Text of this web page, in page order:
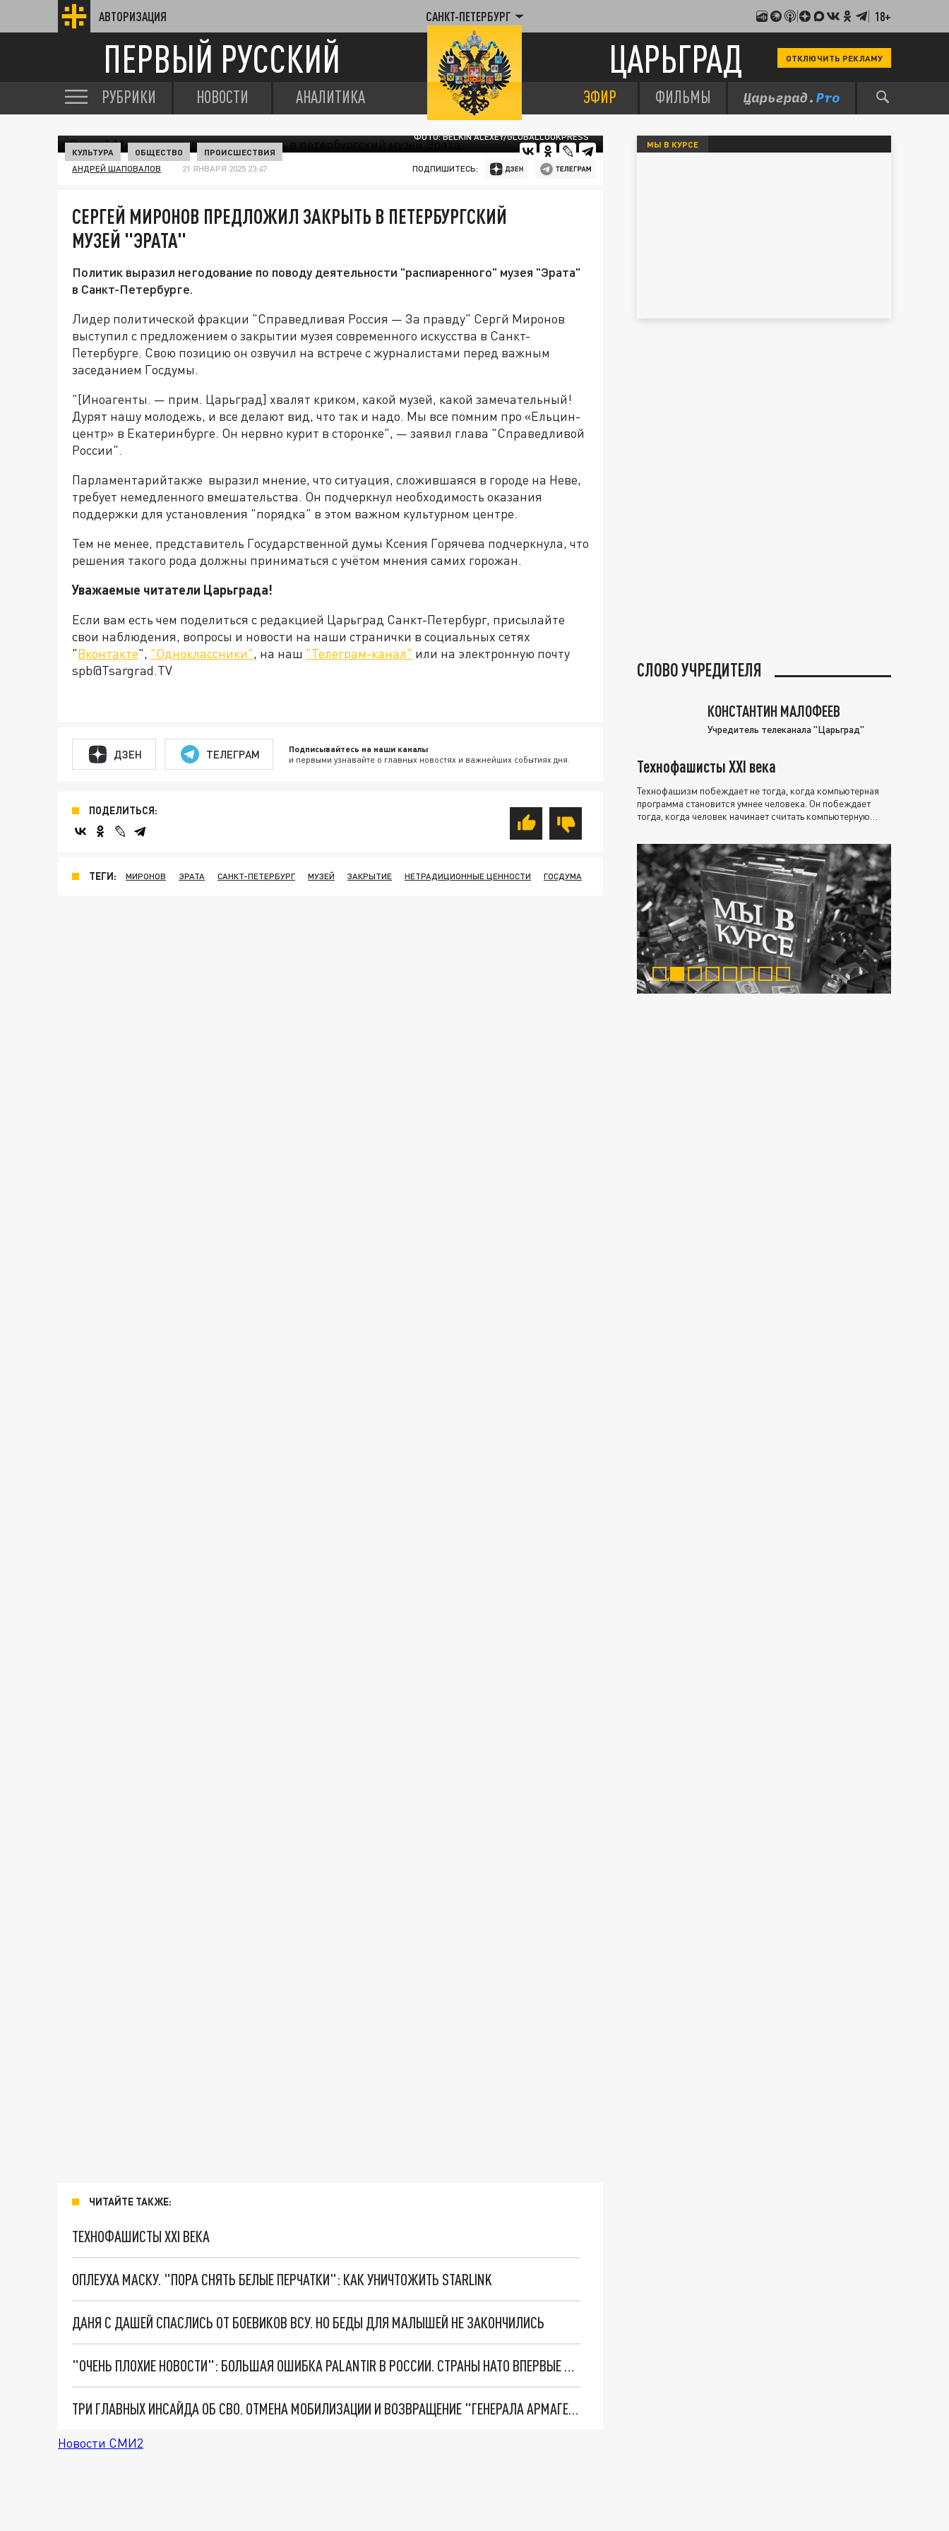
АВТОРИЗАЦИЯ САНКТ-ПЕТЕРБУРГ 18+
ПЕРВЫЙ РУССКИЙ ЦАРЬГРАД ОТКЛЮЧИТЬ РЕКЛАМУ
РУБРИКИ НОВОСТИ АНАЛИТИКА ЭФИР ФИЛЬМЫ
ФОТО: BELKIN ALEXEY/GLOBALLOOKPRESS
КУЛЬТУРА ОБЩЕСТВО ПРОИСШЕСТВИЯ
АНДРЕЙ ШАПОВАЛОВ 21 ЯНВАРЯ 2025 23:47 ПОДПИШИТЕСЬ:
СЕРГЕЙ МИРОНОВ ПРЕДЛОЖИЛ ЗАКРЫТЬ В ПЕТЕРБУРГСКИЙ
МУЗЕЙ "ЭРАТА"
Политик выразил негодование по поводу деятельности "распиаренного" музея "Эрата"
в Санкт-Петербурге.
Лидер политической фракции "Справедливая Россия — За правду" Сергй Миронов
выступил с предложением о закрытии музея современного искусства в Санкт-
Петербурге. Свою позицию он озвучил на встрече с журналистами перед важным
заседанием Госдумы.
"[Иноагенты. — прим. Царьград] хвалят криком, какой музей, какой замечательный!
Дурят нашу молодежь, и все делают вид, что так и надо. Мы все помним про «Ельцин-
центр» в Екатеринбурге. Он нервно курит в сторонке", — заявил глава "Справедливой
России".
Парламентарийтакже выразил мнение, что ситуация, сложившаяся в городе на Неве,
требует немедленного вмешательства. Он подчеркнул необходимость оказания
поддержки для установления "порядка" в этом важном культурном центре.
Тем не менее, представитель Государственной думы Ксения Горячева подчеркнула, что
решения такого рода должны приниматься с учётом мнения самих горожан.
Уважаемые читатели Царьграда!
Если вам есть чем поделиться с редакцией Царьград Санкт-Петербург, присылайте
свои наблюдения, вопросы и новости на наши странички в социальных сетях
"Вконтакте", "Одноклассники", на наш "Телеграм-канал" или на электронную почту
spb@Tsargrad.TV
ДЗЕН ТЕЛЕГРАМ Подписывайтесь на наши каналы
и первыми узнавайте о главных новостях и важнейших событиях дня.
ПОДЕЛИТЬСЯ:
ТЕГИ: МИРОНОВ ЭРАТА САНКТ-ПЕТЕРБУРГ МУЗЕЙ ЗАКРЫТИЕ НЕТРАДИЦИОННЫЕ ЦЕННОСТИ ГОСДУМА
ЧИТАЙТЕ ТАКЖЕ:
ТЕХНОФАШИСТЫ XXI ВЕКА
ОПЛЕУХА МАСКУ. "ПОРА СНЯТЬ БЕЛЫЕ ПЕРЧАТКИ": КАК УНИЧТОЖИТЬ STARLINK
ДАНЯ С ДАШЕЙ СПАСЛИСЬ ОТ БОЕВИКОВ ВСУ. НО БЕДЫ ДЛЯ МАЛЫШЕЙ НЕ ЗАКОНЧИЛИСЬ
"ОЧЕНЬ ПЛОХИЕ НОВОСТИ": БОЛЬШАЯ ОШИБКА PALANTIR В РОССИИ. СТРАНЫ НАТО ВПЕРВЫЕ ЗА СВО ОСТАНОВИЛИ ПОСТАВКИ ОРУЖИЯ. ВСУ ТЕРЯЮТ ПРИГРАНИЧЬЕ?
ТРИ ГЛАВНЫХ ИНСАЙДА ОБ СВО. ОТМЕНА МОБИЛИЗАЦИИ И ВОЗВРАЩЕНИЕ "ГЕНЕРАЛА АРМАГЕДДОНА"? ОТЛИЧНЫЕ НОВОСТИ, КОТОРЫЕ ЖДАЛИ ВСЕ
Новости СМИ2
МЫ В КУРСЕ
СЛОВО УЧРЕДИТЕЛЯ
КОНСТАНТИН МАЛОФЕЕВ
Учредитель телеканала "Царьград"
Технофашисты XXI века
Технофашизм побеждает не тогда, когда компьютерная
программа становится умнее человека. Он побеждает
тогда, когда человек начинает считать компьютерную